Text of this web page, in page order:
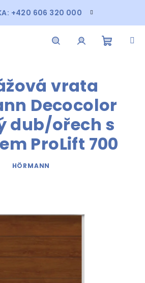
+420 606 320 000
vrata
Decocolor
dub/ořech s
ProLift 700
HÖRMANN